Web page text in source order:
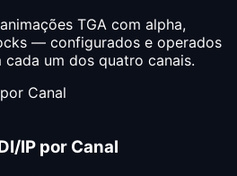
TGA com alpha,
— configurados e operados
cada um dos quatro canais.
IP por Canal